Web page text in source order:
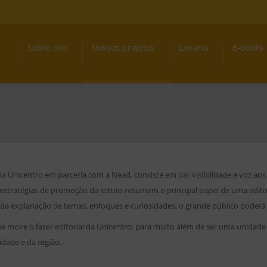
Sobre nós Nossos projetos Livraria E-books
Unicentro em parceria com a Nead, consiste em dar visibilidade e voz
de promoção da leitura resumem o principal papel de uma
explanação de temas, enfoques e curiosidades, o grande público
move o fazer editorial da Unicentro: para muito além de ser uma
e da região.